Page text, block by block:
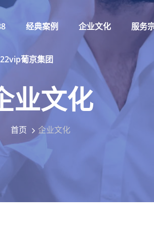
经典案例 企业文化 服务
葡京集团
业文化
首页 企业文化